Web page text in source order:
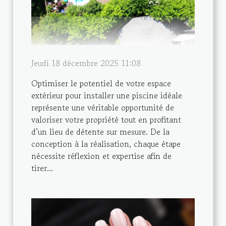
Jeudi 18 décembre 2025 11:08
Optimiser le potentiel de votre espace
extérieur pour installer une piscine idéale
représente une véritable opportunité de
valoriser votre propriété tout en profitant
d’un lieu de détente sur mesure. De la
conception à la réalisation, chaque étape
nécessite réflexion et expertise afin de
tirer...